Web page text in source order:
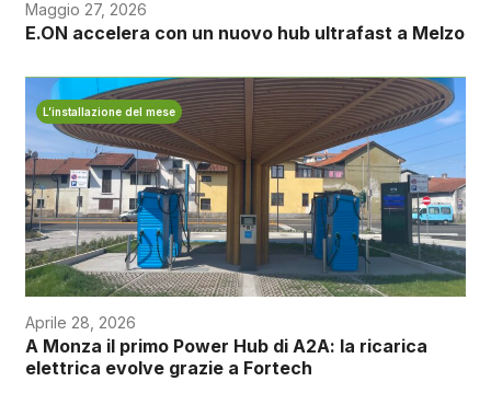
Maggio 27, 2026
E.ON accelera con un nuovo hub ultrafast a Melzo
L’installazione del mese
Aprile 28, 2026
A Monza il primo Power Hub di A2A: la ricarica
elettrica evolve grazie a Fortech